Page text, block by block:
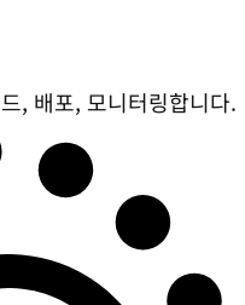
, 배포, 모니터링합니다.